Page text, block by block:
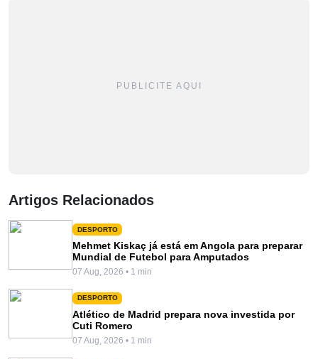
PUBLICITE AQUI
Artigos Relacionados
DESPORTO
Mehmet Kiskaç já está em Angola para preparar
Mundial de Futebol para Amputados
07 Aug, 2026 • 1 min
DESPORTO
Atlético de Madrid prepara nova investida por
Cuti Romero
07 Aug, 2026 • 1 min